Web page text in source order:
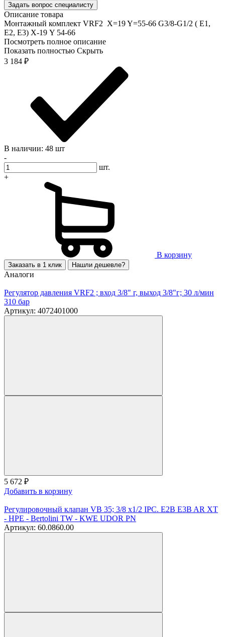
Задать вопрос специалисту
Описание товара
Монтажный комплект VRF2 X=19 Y=55-66 G3/8-G1/2 ( Е1,
Е2, Е3) Х-19 Y 54-66
Посмотреть полное описание
Показать полностью Скрыть
3 184 ₽
В наличии: 48 шт
-
шт.
+
В корзину
Заказать в 1 клик Нашли дешевле?
Аналоги
Регулятор давления VRF2 ; вход 3/8" г, выход 3/8"г; 30 л/мин
310 бар
Артикул: 4072401000
5 672 ₽
Добавить в корзину
Регулировочный клапан VB 35; 3/8 х1/2 IPС. E2B E3B AR XT
- HPE - Bertolini TW - KWE UDOR PN
Артикул: 60.0860.00